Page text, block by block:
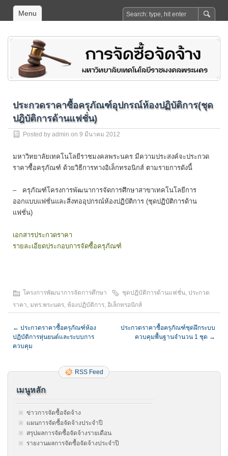
Menu
ประกวดราคาซื้อครุภัณฑ์อุปกรณ์ห้องปฏิบัติการ(ชุด
ปฎิบัติการด้านแฟชั่น)
Posted by admin on 9 มีนาคม 2012
มหาวิทยาลัยเทคโนโลยีราชมงคลพระนคร มีความประสงค์จะประกวด
ราคาซื้อครุภัณฑ์ ด้วยวิธีการทางอิเล็กทรอนิกส์ ตามรายการดังนี้
– ครุภัณฑ์โครงการพัฒนาการจัดการศึกษาสาขาเทคโนโลยีการ
ออกแบบแฟชั่นและสิ่งทออุปกรณ์ห้องปฏิบัติการ (ชุดปฏิบัติการด้าน
แฟชั่น)
เอกสารประกวดราคา
รายละเอียดประกอบการจัดซื้อครุภัณฑ์
โครงการพัฒนาการจัดการศึกษา ชุดปฏิบัติการด้านแฟชั่น ประกวด
ราคา มทร.พระนคร ห้องปฏิบัติการ อิเล็กทรอนิกส์
← ประกวดราคาซื้อครุภัณฑ์ห้อง
ปฏิบัติการหุ่นยนต์และระบบการ
ควบคุม
ประกวดราคาซื้อครุภัณฑ์ชุดฝึกระบบ
ควบคุมพื้นฐานจำนวน 1 ชุด →
RSS Feed
เมนูหลัก
ข่าวการจัดซื้อจัดจ้าง
แผนการจัดซื้อจัดจ้างประจำปี
สรุปผลการจัดซื้อจัดจ้างรายเดือน
รายงานผลการจัดซื้อจัดจ้างประจำปี